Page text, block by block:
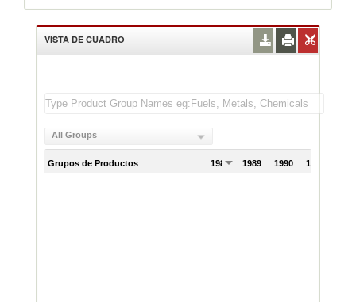
VISTA DE CUADRO
All Groups
Grupos de Productos 1988 1989 1990 1991